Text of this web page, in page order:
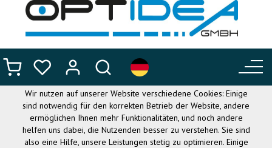
DIESE WEBSITE VERWENDET
COOKIES
Wir nutzen auf unserer Website verschiedene Cookies: Einige
sind notwendig für den korrekten Betrieb der Website, andere
ermöglichen Ihnen mehr Funktionalitäten, und noch andere
helfen uns dabei, die Nutzenden besser zu verstehen. Sie sind
also eine Hilfe, unsere Leistungen stetig zu optimieren. Einige